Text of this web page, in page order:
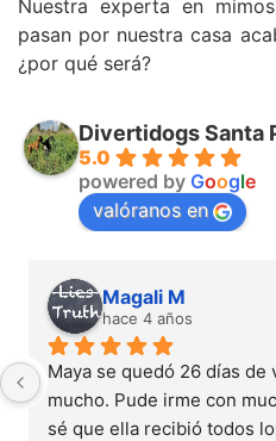
Nuestra experta en
pasan por nuestra casa
¿por qué será?
Divertidogs Santa
5.0
powered by Google
valóranos en
Magali M
hace 4 años
Maya se quedó 26 días
mucho. Pude irme con
sé que ella recibió todos